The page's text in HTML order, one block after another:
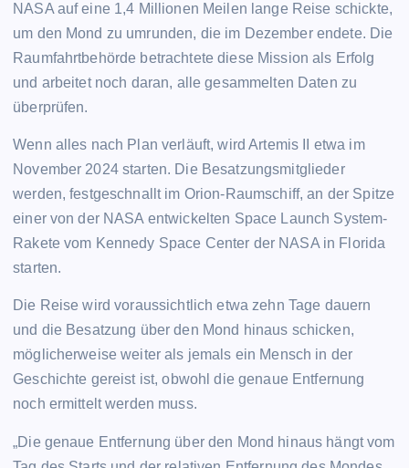
NASA auf eine 1,4 Millionen Meilen lange Reise schickte,
um den Mond zu umrunden, die im Dezember endete. Die
Raumfahrtbehörde betrachtete diese Mission als Erfolg
und arbeitet noch daran, alle gesammelten Daten zu
überprüfen.
Wenn alles nach Plan verläuft, wird Artemis II etwa im
November 2024 starten. Die Besatzungsmitglieder
werden, festgeschnallt im Orion-Raumschiff, an der Spitze
einer von der NASA entwickelten Space Launch System-
Rakete vom Kennedy Space Center der NASA in Florida
starten.
Die Reise wird voraussichtlich etwa zehn Tage dauern
und die Besatzung über den Mond hinaus schicken,
möglicherweise weiter als jemals ein Mensch in der
Geschichte gereist ist, obwohl die genaue Entfernung
noch ermittelt werden muss.
„Die genaue Entfernung über den Mond hinaus hängt vom